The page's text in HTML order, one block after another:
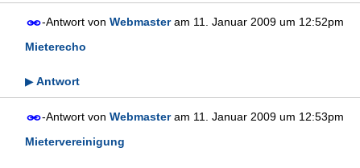
-Antwort von Webmasteram 11. Januar 2009 um 12:52pm
Mieterecho
▶ Antwort
-Antwort von Webmasteram 11. Januar 2009 um 12:53pm
Mietervereinigung